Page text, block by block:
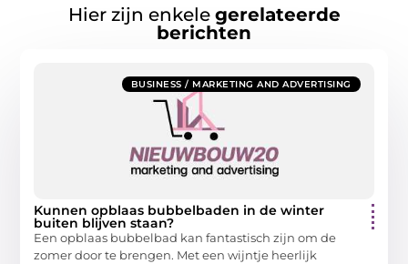
Hier zijn enkele gerelateerde
berichten
BUSINESS / MARKETING AND ADVERTISING
Kunnen opblaas bubbelbaden in de winter
buiten blijven staan?
Een opblaas bubbelbad kan fantastisch zijn om de
zomer door te brengen. Met een wijntje heerlijk